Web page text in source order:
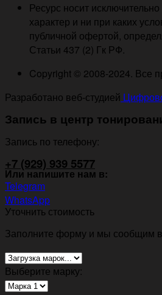
Ресурс носит
характер и ни при каких
публичной офертой,
Статьи 437 (2) Гк РФ.
Copyright © 2008-2024. Все
Разработано веб-студией
Запись в центр
Запись по телефону:
+7 (929) 939 5577
Или напишите нам в:
Telegram
WhatsApp
Уточнить стоимость
Заполните форму и мы сообщим
Выберите марку: